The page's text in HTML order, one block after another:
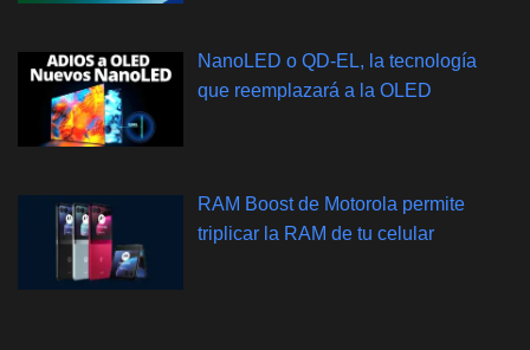
NanoLED o QD-EL, la tecnología
que reemplazará a la OLED
RAM Boost de Motorola permite
triplicar la RAM de tu celular